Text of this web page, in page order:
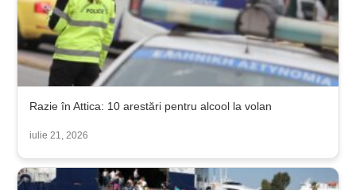
Razie în Attica: 10 arestări pentru alcool la volan
iulie 21, 2026